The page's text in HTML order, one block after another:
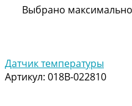
Выбрано
Датчик температуры
Артикул: 018B-022810